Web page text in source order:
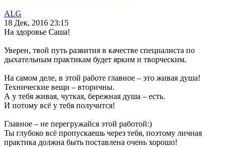
ALG
18 Дек, 2016 23:15
На здоровье Саша!
Уверен, твой путь развития в качестве специалиста по
дыхательным практикам будет ярким и творческим.
На самом деле, в этой работе главное – это живая душа!
Технические вещи – вторичны.
А у тебя живая, чуткая, бережная душа – есть.
И потому всё у тебя получится!
Главное – не перегружайся этой работой:)
Ты глубоко всё пропускаешь через тебя, поэтому личная
практика должна быть поставлена очень хорошо!